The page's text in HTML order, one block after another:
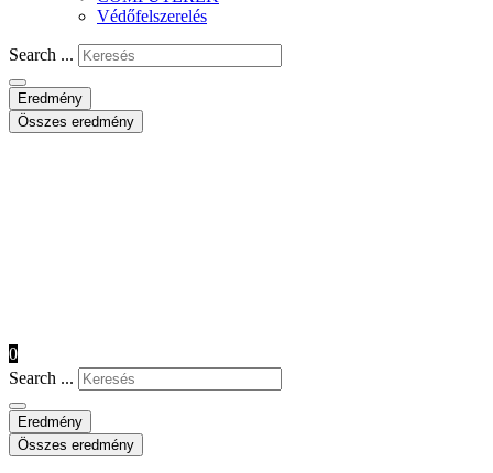
Védőfelszerelés
Search ...
Eredmény
Összes eredmény
0
Search ...
Eredmény
Összes eredmény